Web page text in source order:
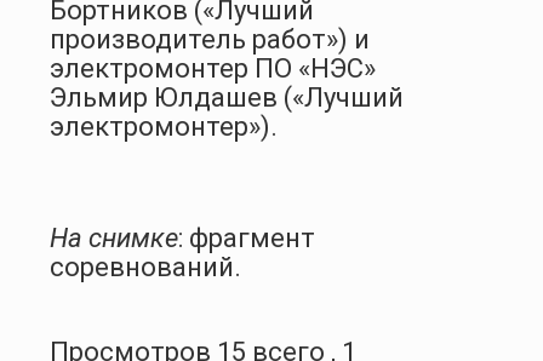
Бортников («Лучший
производитель работ») и
электромонтер ПО «НЭС»
Эльмир Юлдашев («Лучший
электромонтер»).
На снимке: фрагмент
соревнований.
Просмотров 15 всего , 1